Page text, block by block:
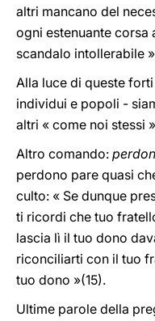
altri mancano del
ogni estenuante corsa
scandalo intollerabile
Alla luce di queste
individui e popoli -
altri « come noi stessi
Altro comando:
perdono pare quasi
culto: « Se dunque
ti ricordi che tuo
lascia lì il tuo dono
riconciliarti con il tuo
tuo dono »(15).
Ultime parole della